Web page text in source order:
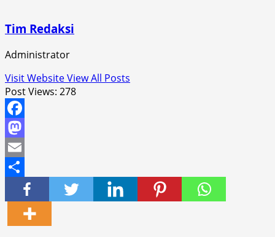
Tim Redaksi
Administrator
Visit WebsiteView All Posts
Post Views: 278
Facebook
Mastodon
Email
Share